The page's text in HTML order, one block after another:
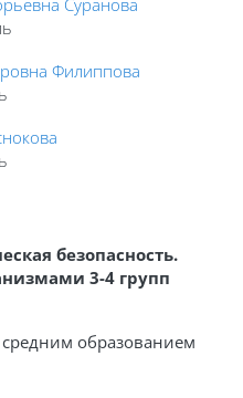
Суранова
Филиппова
безопасность.
3-4 групп
средним образованием